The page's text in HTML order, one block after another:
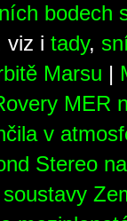
bodech
viz i tady,
Marsu
MER
v
Stereo